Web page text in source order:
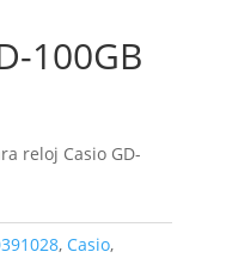
100GB
reloj Casio GD-
, Casio,